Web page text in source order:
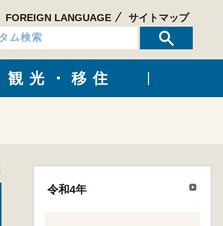
FOREIGN LANGUAGE サイトマップ
観光・移住
令和4年